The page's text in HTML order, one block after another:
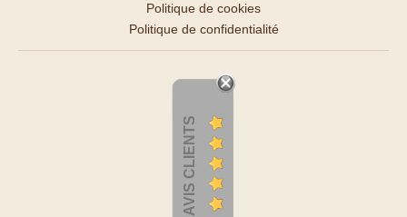
Politique de cookies
Politique de confidentialité
AVIS CLIENTS